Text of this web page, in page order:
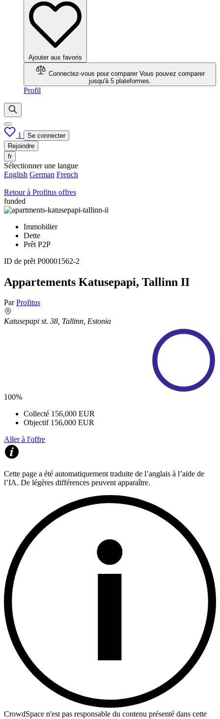
Ajouter aux favoris
Connectez-vous pour comparer Vous pouvez comparer
jusqu'à 5 plateformes.
Profil
1
Se connecter
Rejoindre
fr
Sélectionner une langue
English German French
Retour à Profitus offres
funded
Immobilier
Dette
Prêt P2P
ID de prêt P00001562-2
Appartements Katusepapi, Tallinn II
Par Profitus
Katusepapi st. 38, Tallinn, Estonia
100%
Collecté 156,000 EUR
Objectif 156,000 EUR
Aller à l'offre
Cette page a été automatiquement traduite de l’anglais à l’aide de
l’IA. De légères différences peuvent apparaître.
CrowdSpace n'est pas responsable du contenu présenté dans cette